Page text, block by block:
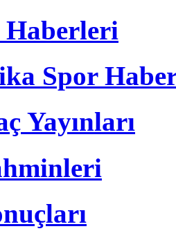
Haberleri
Spor
Yayınları